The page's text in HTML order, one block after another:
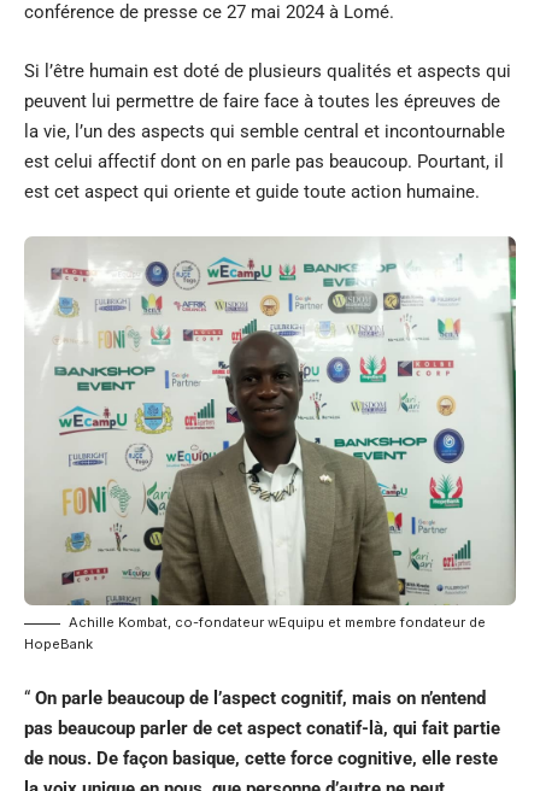
conférence de presse ce 27 mai 2024 à Lomé.
Si l’être humain est doté de plusieurs qualités et aspects qui
peuvent lui permettre de faire face à toutes les épreuves de
la vie, l’un des aspects qui semble central et incontournable
est celui affectif dont on en parle pas beaucoup. Pourtant, il
est cet aspect qui oriente et guide toute action humaine.
Achille Kombat, co-fondateur wEquipu et membre fondateur de
HopeBank
“ On parle beaucoup de l’aspect cognitif, mais on n’entend
pas beaucoup parler de cet aspect conatif-là, qui fait partie
de nous. De façon basique, cette force cognitive, elle reste